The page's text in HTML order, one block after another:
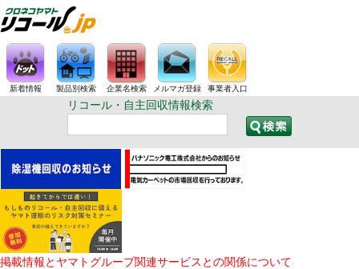
新着情報 製品別検索 企業名検索 メルマガ登録 事業者入口
リコール・自主回収情報検索
掲載情報とヤマトグループ関連サービスとの関係について